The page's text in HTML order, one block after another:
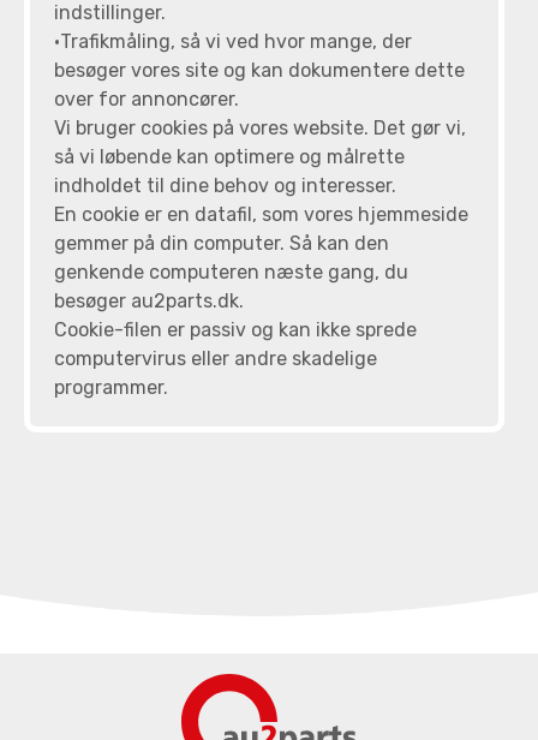
indstillinger.
•Trafikmåling, så vi ved hvor mange, der
besøger vores site og kan dokumentere dette
over for annoncører.
Vi bruger cookies på vores website. Det gør vi,
så vi løbende kan optimere og målrette
indholdet til dine behov og interesser.
En cookie er en datafil, som vores hjemmeside
gemmer på din computer. Så kan den
genkende computeren næste gang, du
besøger au2parts.dk.
Cookie-filen er passiv og kan ikke sprede
computervirus eller andre skadelige
programmer.